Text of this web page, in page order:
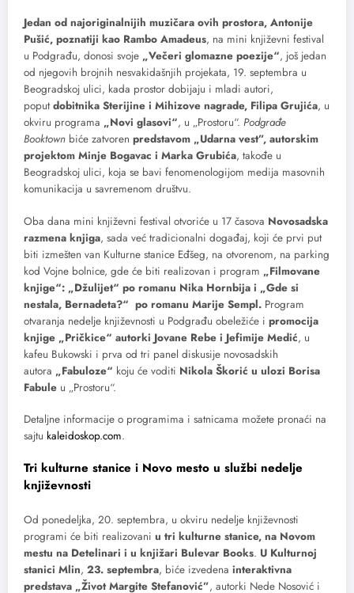
Jedan od najoriginalnijih muzičara ovih prostora, Antonije
Pušić, poznatiji kao Rambo Amadeus, na mini književni festival
u Podgrađu, donosi svoje „Večeri glomazne poezije“, još jedan
od njegovih brojnih nesvakidašnjih projekata, 19. septembra u
Beogradskoj ulici, kada prostor dobijaju i mladi autori,
poputdobitnika Sterijine i Mihizove nagrade, Filipa Grujića, u
okviru programa „Novi glasovi“, u „Prostoru“. Podgrađe
Booktown biće zatvoren predstavom „Udarna vest”, autorskim
projektom Minje Bogavac i Marka Grubića, takođe u
Beogradskoj ulici, koja se bavi fenomenologijom medija masovnih
komunikacija u savremenom društvu.
Oba dana mini književni festival otvoriće u 17 časova Novosadska
razmena knjiga, sada već tradicionalni događaj, koji će prvi put
biti izmešten van Kulturne stanice Eđšeg, na otvorenom, na parking
kod Vojne bolnice, gde će biti realizovan i program „Filmovane
knjige“: „Džulijet“ po romanu Nika Hornbija i „Gde si
nestala, Bernadeta?“ po romanu Marije Sempl. Program
otvaranja nedelje književnosti u Podgrađu obeležiće i promocija
knjige „Pričkice“ autorki Jovane Rebe i Jefimije Medić, u
kafeu Bukowski i prva od tri panel diskusije novosadskih
autora „Fabuloze“ koju će voditi Nikola Škorić u ulozi Borisa
Fabule u „Prostoru“.
Detaljne informacije o programima i satnicama možete pronaći na
sajtu kaleidoskop.com.
Tri kulturne stanice i Novo mesto u službi nedelje
književnosti
Od ponedeljka, 20. septembra, u okviru nedelje književnosti
programi će biti realizovani u tri kulturne stanice, na Novom
mestu na Detelinari i u knjižari Bulevar Books. U Kulturnoj
stanici Mlin, 23. septembra, biće izvedena interaktivna
predstava „Život Margite Stefanović”, autorki Nede Nosović i